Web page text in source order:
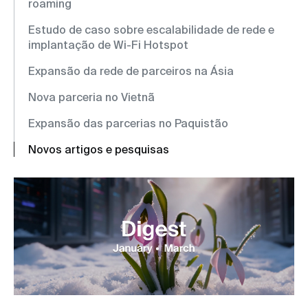
roaming
Estudo de caso sobre escalabilidade de rede e
implantação de Wi-Fi Hotspot
Expansão da rede de parceiros na Ásia
Nova parceria no Vietnã
Expansão das parcerias no Paquistão
Novos artigos e pesquisas